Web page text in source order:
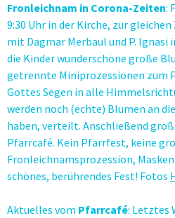
Fronleichnam in Corona-Zeiten:
9:30 Uhr in der Kirche, zur
mit Dagmar Merbaul und P.
die Kinder wunderschöne große
getrennte Miniprozessionen zum
Gottes Segen in alle
werden noch (echte) Blumen an
haben, verteilt. Anschließend
Pfarrcafé. Kein Pfarrfest, keine
Fronleichnamsprozession,
schönes, berührendes Fest! Fotos
Aktuelles vom Pfarrcafé: Letztes